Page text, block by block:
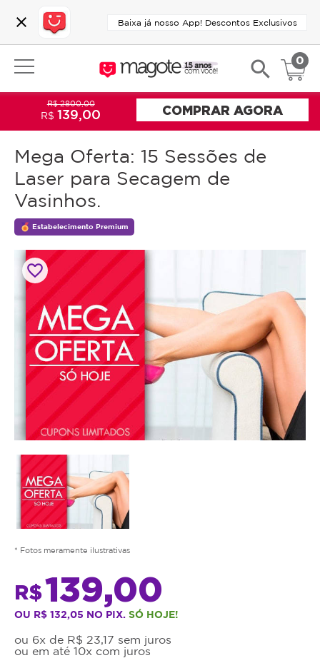
close Baixa já nosso App! Descontos Exclusivos
search 0
Mega Oferta: 15 Sessões de
Laser para Secagem de
Vasinhos.
Estabelecimento Premium
favorite_border
* Fotos meramente ilustrativas
R$139,00
OU R$ 132,05 NO PIX. SÓ HOJE!
ou 6x de R$ 23,17 sem juros
ou em até 10x com juros
R$ 2800,00
R$139,00 COMPRAR AGORA